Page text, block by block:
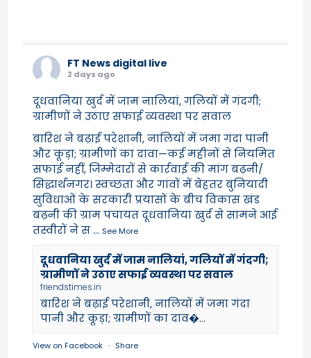
FT News digital live
2 days ago
दूधवानिया खुर्द में जाम नालियां, गलियों में गंदगी;
ग्रामीणों ने उठाए सफाई व्यवस्था पर सवाल
बारिश ने बढ़ाई परेशानी, नालियों में जमा गंदा पानी
और कूड़ा; ग्रामीणों का दावा—कई महीनों से नियमित
सफाई नहीं, जिम्मेदारों से कार्रवाई की मांग बढ़नी/
सिद्धार्थनगर। स्वच्छता और गांवों में बेहतर बुनियादी
सुविधाओं के सरकारी प्रयासों के बीच विकास खंड
बढ़नी की ग्राम पंचायत दूधवानिया खुर्द से सामने आई
तस्वीरों ने स... See More
दूधवानिया खुर्द में जाम नालियां, गलियों में गंदगी;
ग्रामीणों ने उठाए सफाई व्यवस्था पर सवाल
friendstimes.in
बारिश ने बढ़ाई परेशानी, नालियों में जमा गंदा
पानी और कूड़ा; ग्रामीणों का दाव�...
View on Facebook · Share